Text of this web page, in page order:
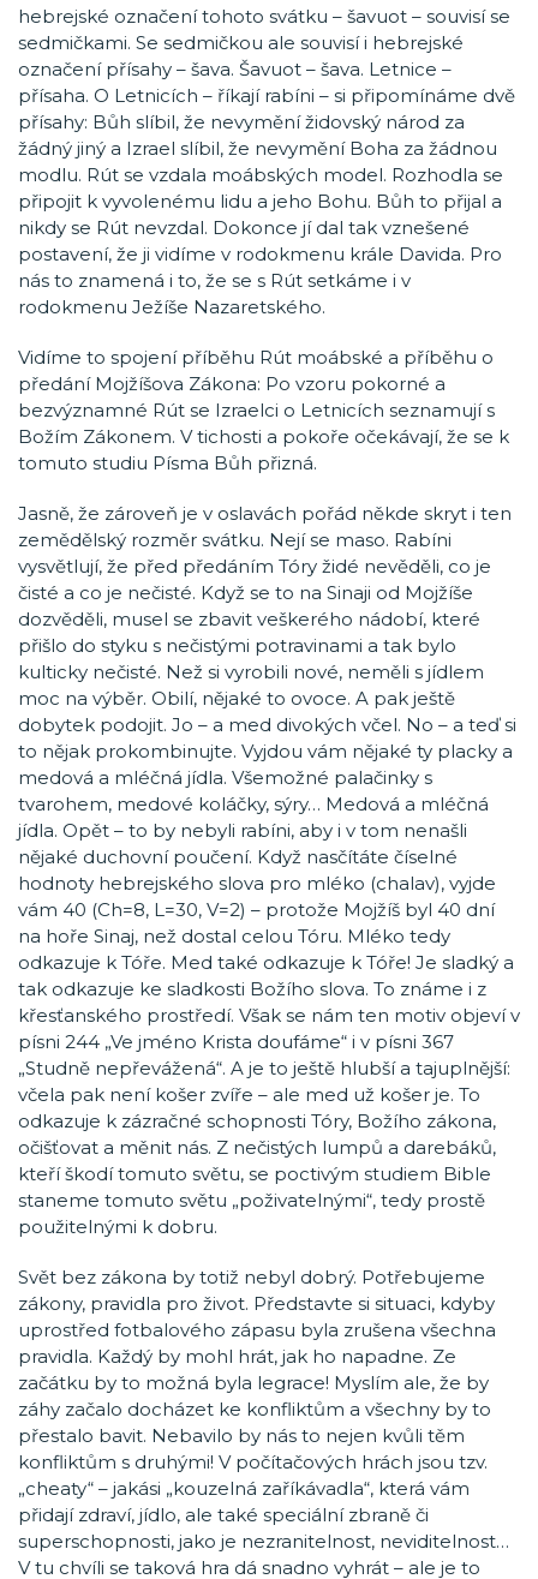
hebrejské označení tohoto svátku – šavuot – souvisí se
sedmičkami. Se sedmičkou ale souvisí i hebrejské
označení přísahy – šava. Šavuot – šava. Letnice –
přísaha. O Letnicích – říkají rabíni – si připomínáme dvě
přísahy: Bůh slíbil, že nevymění židovský národ za
žádný jiný a Izrael slíbil, že nevymění Boha za žádnou
modlu. Rút se vzdala moábských model. Rozhodla se
připojit k vyvolenému lidu a jeho Bohu. Bůh to přijal a
nikdy se Rút nevzdal. Dokonce jí dal tak vznešené
postavení, že ji vidíme v rodokmenu krále Davida. Pro
nás to znamená i to, že se s Rút setkáme i v
rodokmenu Ježíše Nazaretského.
Vidíme to spojení příběhu Rút moábské a příběhu o
předání Mojžíšova Zákona: Po vzoru pokorné a
bezvýznamné Rút se Izraelci o Letnicích seznamují s
Božím Zákonem. V tichosti a pokoře očekávají, že se k
tomuto studiu Písma Bůh přizná.
Jasně, že zároveň je v oslavách pořád někde skryt i ten
zemědělský rozměr svátku. Nejí se maso. Rabíni
vysvětlují, že před předáním Tóry židé nevěděli, co je
čisté a co je nečisté. Když se to na Sinaji od Mojžíše
dozvěděli, musel se zbavit veškerého nádobí, které
přišlo do styku s nečistými potravinami a tak bylo
kulticky nečisté. Než si vyrobili nové, neměli s jídlem
moc na výběr. Obilí, nějaké to ovoce. A pak ještě
dobytek podojit. Jo – a med divokých včel. No – a teď si
to nějak prokombinujte. Vyjdou vám nějaké ty placky a
medová a mléčná jídla. Všemožné palačinky s
tvarohem, medové koláčky, sýry… Medová a mléčná
jídla. Opět – to by nebyli rabíni, aby i v tom nenašli
nějaké duchovní poučení. Když nasčítáte číselné
hodnoty hebrejského slova pro mléko (chalav), vyjde
vám 40 (Ch=8, L=30, V=2) – protože Mojžíš byl 40 dní
na hoře Sinaj, než dostal celou Tóru. Mléko tedy
odkazuje k Tóře. Med také odkazuje k Tóře! Je sladký a
tak odkazuje ke sladkosti Božího slova. To známe i z
křesťanského prostředí. Však se nám ten motiv objeví v
písni 244 „Ve jméno Krista doufáme“ i v písni 367
„Studně nepřevážená“. A je to ještě hlubší a tajuplnější:
včela pak není košer zvíře – ale med už košer je. To
odkazuje k zázračné schopnosti Tóry, Božího zákona,
očišťovat a měnit nás. Z nečistých lumpů a darebáků,
kteří škodí tomuto světu, se poctivým studiem Bible
staneme tomuto světu „poživatelnými“, tedy prostě
použitelnými k dobru.
Svět bez zákona by totiž nebyl dobrý. Potřebujeme
zákony, pravidla pro život. Představte si situaci, kdyby
uprostřed fotbalového zápasu byla zrušena všechna
pravidla. Každý by mohl hrát, jak ho napadne. Ze
začátku by to možná byla legrace! Myslím ale, že by
záhy začalo docházet ke konfliktům a všechny by to
přestalo bavit. Nebavilo by nás to nejen kvůli těm
konfliktům s druhými! V počítačových hrách jsou tzv.
„cheaty“ – jakási „kouzelná zaříkávadla“, která vám
přidají zdraví, jídlo, ale také speciální zbraně či
superschopnosti, jako je nezranitelnost, neviditelnost…
V tu chvíli se taková hra dá snadno vyhrát – ale je to